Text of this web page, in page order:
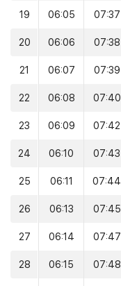
19 06:05 07:37
20 06:06 07:38
21 06:07 07:39
22 06:08 07:40
23 06:09 07:42
24 06:10 07:43
25 06:11 07:44
26 06:13 07:45
27 06:14 07:47
28 06:15 07:48